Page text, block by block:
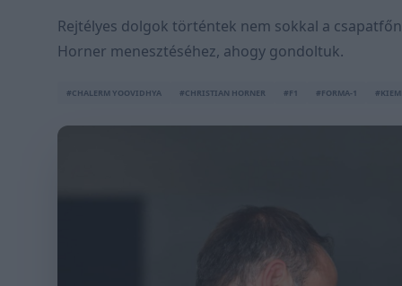
Rejtélyes dolgok történtek nem sokkal a
Horner menesztéséhez, ahogy gondoltuk.
#CHALERM YOOVIDHYA #CHRISTIAN HORNER #F1 #FORMA-1